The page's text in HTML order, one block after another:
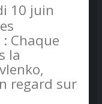
10 juin
Chaque
la
regard sur